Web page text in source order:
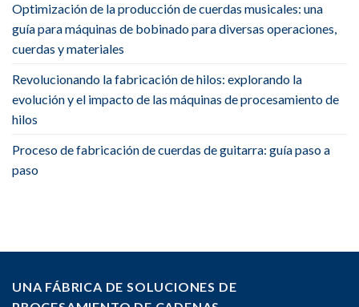
Optimización de la producción de cuerdas musicales: una
guía para máquinas de bobinado para diversas operaciones,
cuerdas y materiales
Revolucionando la fabricación de hilos: explorando la
evolución y el impacto de las máquinas de procesamiento de
hilos
Proceso de fabricación de cuerdas de guitarra: guía paso a
paso
UNA FÁBRICA DE SOLUCIONES DE